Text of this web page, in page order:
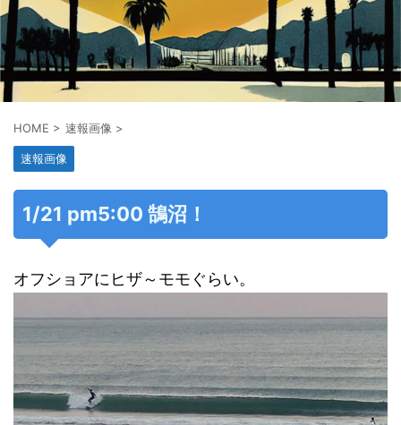
HOME > 速報画像 >
速報画像
1/21 pm5:00 鵠沼！
オフショアにヒザ～モモぐらい。